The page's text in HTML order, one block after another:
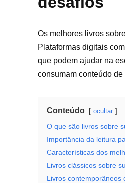
Os melhores livros
Plataformas digitais
que podem ajudar na
consumam conteúdo
Conteúdo ocultar
O que são livros sobre
Importância da leitura
Características dos
Livros clássicos sobre
Livros contemporâneos